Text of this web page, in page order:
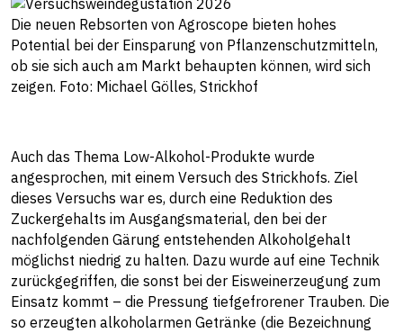
Die neuen Rebsorten von Agroscope bieten hohes
Potential bei der Einsparung von Pflanzenschutzmitteln,
ob sie sich auch am Markt behaupten können, wird sich
zeigen. Foto: Michael Gölles, Strickhof
Auch das Thema Low-Alkohol-Produkte wurde
angesprochen, mit einem Versuch des Strickhofs. Ziel
dieses Versuchs war es, durch eine Reduktion des
Zuckergehalts im Ausgangsmaterial, den bei der
nachfolgenden Gärung entstehenden Alkoholgehalt
möglichst niedrig zu halten. Dazu wurde auf eine Technik
zurückgegriffen, die sonst bei der Eisweinerzeugung zum
Einsatz kommt – die Pressung tiefgefrorener Trauben. Die
so erzeugten alkoholarmen Getränke (die Bezeichnung